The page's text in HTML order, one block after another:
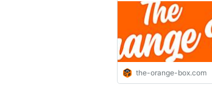
the-orange-box.com